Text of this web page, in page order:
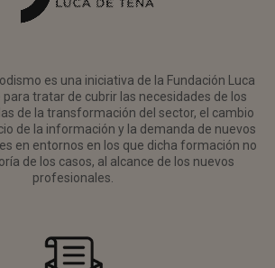
es una iniciativa de la Fundación Luca
para tratar de cubrir las necesidades de los
de la transformación del sector, el cambio
de la información y la demanda de nuevos
en entornos en los que dicha formación no
de los casos, al alcance de los nuevos
profesionales.